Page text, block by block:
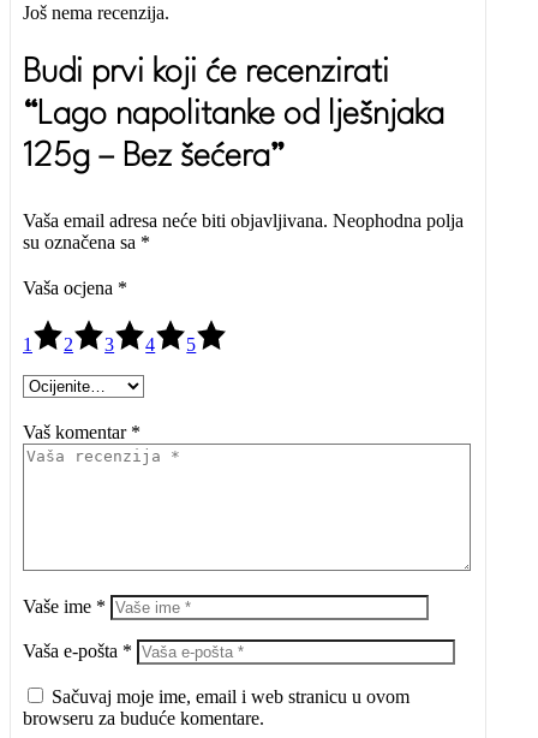
Još nema recenzija.
Budi prvi koji će recenzirati
“Lago napolitanke od lješnjaka
125g – Bez šećera”
Vaša email adresa neće biti objavljivana. Neophodna polja
su označena sa *
Vaša ocjena *
1 2 3 4 5
Vaš komentar *
Vaše ime *
Vaša e-pošta *
Sačuvaj moje ime, email i web stranicu u ovom
browseru za buduće komentare.